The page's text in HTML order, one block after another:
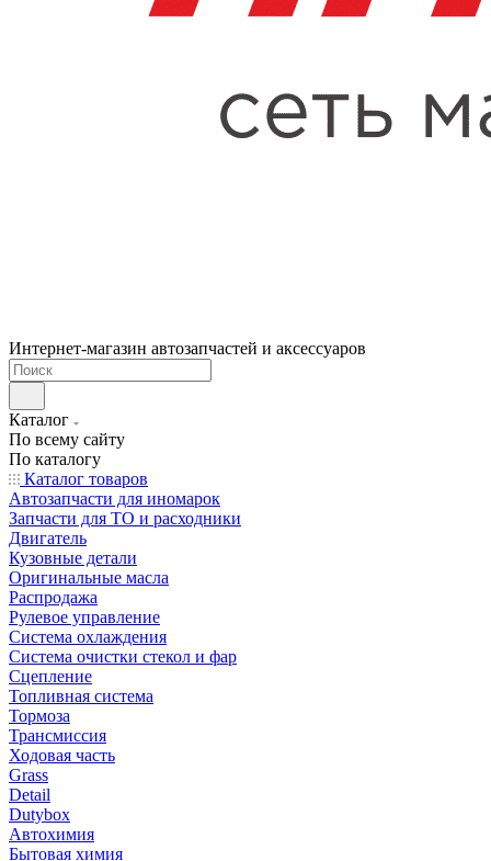
Интернет-магазин автозапчастей и аксессуаров
Каталог
По всему сайту
По каталогу
Каталог товаров
Автозапчасти для иномарок
Запчасти для ТО и расходники
Двигатель
Кузовные детали
Оригинальные масла
Распродажа
Рулевое управление
Система охлаждения
Система очистки стекол и фар
Сцепление
Топливная система
Тормоза
Трансмиссия
Ходовая часть
Grass
Detail
Dutybox
Автохимия
Бытовая химия